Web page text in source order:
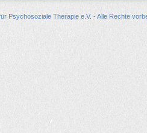
Psychosoziale Therapie e.V. - Alle Rechte